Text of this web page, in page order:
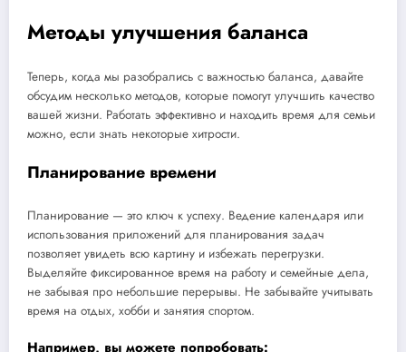
Методы улучшения баланса
Теперь, когда мы разобрались с важностью баланса, давайте
обсудим несколько методов, которые помогут улучшить качество
вашей жизни. Работать эффективно и находить время для семьи
можно, если знать некоторые хитрости.
Планирование времени
Планирование — это ключ к успеху. Ведение календаря или
использования приложений для планирования задач
позволяет увидеть всю картину и избежать перегрузки.
Выделяйте фиксированное время на работу и семейные дела,
не забывая про небольшие перерывы. Не забывайте учитывать
время на отдых, хобби и занятия спортом.
Например, вы можете попробовать: